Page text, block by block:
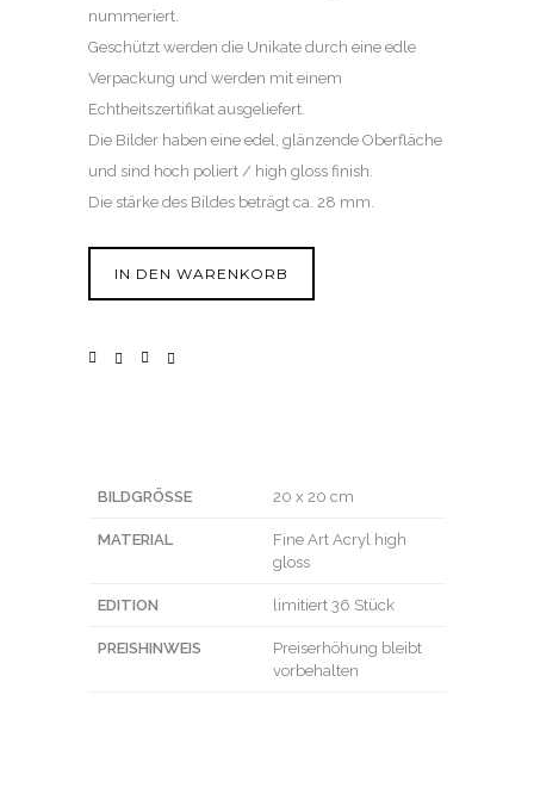
nummeriert.
Geschützt werden die Unikate durch eine edle
Verpackung und werden mit einem
Echtheitszertifikat ausgeliefert.
Die Bilder haben eine edel, glänzende Oberfläche
und sind hoch poliert / high gloss finish.
Die stärke des Bildes beträgt ca. 28 mm.
IN DEN WARENKORB
BILDGRÖSSE 20 x 20 cm
MATERIAL
Fine Art Acryl high
gloss
EDITION limitiert 36 Stück
PREISHINWEIS
Preiserhöhung bleibt
vorbehalten